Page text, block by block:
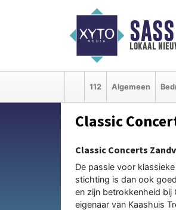
lokaal
112 Algemeen
Classic
Classic Concerts
De passie voor
stichting is dan ook
en zijn betrokkenheid bij
eigenaar van Kaashuis